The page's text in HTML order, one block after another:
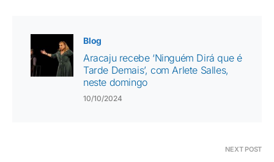
Blog
Aracaju recebe ‘Ninguém Dirá que é
Tarde Demais’, com Arlete Salles,
neste domingo
10/10/2024
NEXT POST